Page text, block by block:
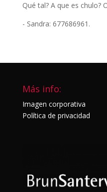
Qué tal? A que es chulo?
- Sandra: 677686961.
Más info:
Imagen corporativa
Política de privacidad